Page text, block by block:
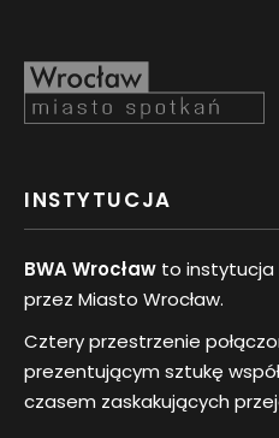
INSTYTUCJA
BWA Wrocław to instytucja
przez Miasto Wrocław.
Cztery przestrzenie
prezentującym sztukę
czasem zaskakujących